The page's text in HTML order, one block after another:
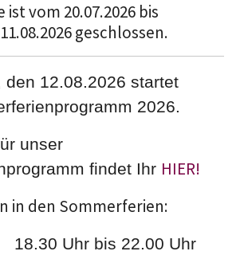
ist vom 20.07.2026 bis
geschlossen.
den 12.08.2026 startet
2026.
unser
findet Ihr HIER!
in den Sommerferien:
Uhr bis 22.00 Uhr